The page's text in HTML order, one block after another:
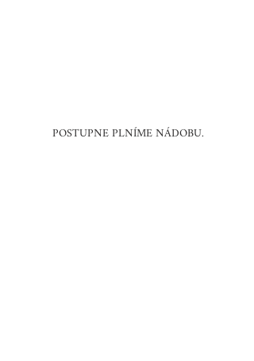
POSTUPNE PLNÍME NÁDOBU.